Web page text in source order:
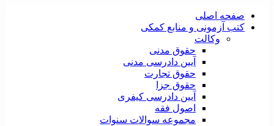
صفحه اصلی
کتب آزمونی و منابع کمکی
وکالت
حقوق مدنی
آیین دادرسی مدنی
حقوق تجارت
حقوق جزا
آیین دادرسی کیفری
اصول فقه
مجموعه سوالات سنوات